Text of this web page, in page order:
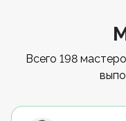
Всего 198